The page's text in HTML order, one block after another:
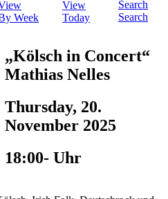
Week Today Search
„Kölsch in Concert“
Mathias Nelles
Thursday, 20.
November 2025
18:00- Uhr